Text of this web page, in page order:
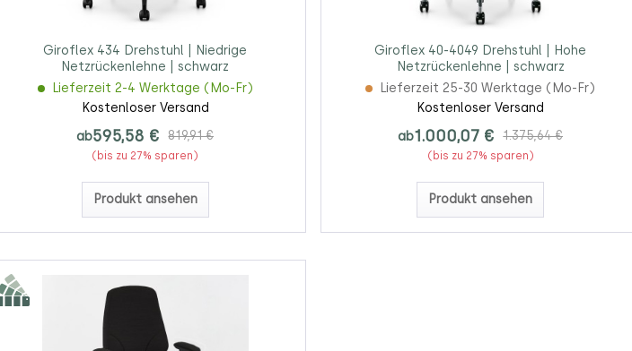
Giroflex 434 Drehstuhl | Niedrige
Netzrückenlehne | schwarz
Lieferzeit 2-4 Werktage (Mo-Fr)
Kostenloser Versand
ab595,58 € 819,91 €
(bis zu 27% sparen)
Produkt ansehen
Giroflex 40-4049 Drehstuhl | Hohe
Netzrückenlehne | schwarz
Lieferzeit 25-30 Werktage (Mo-Fr)
Kostenloser Versand
ab1.000,07 € 1.375,64 €
(bis zu 27% sparen)
Produkt ansehen